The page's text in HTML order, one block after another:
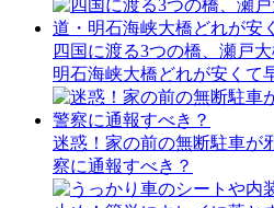
四国に渡る3つの橋、瀬戸
明石海峡大橋どれが安くて
迷惑！家の前の無断駐車が
察に通報すべき？